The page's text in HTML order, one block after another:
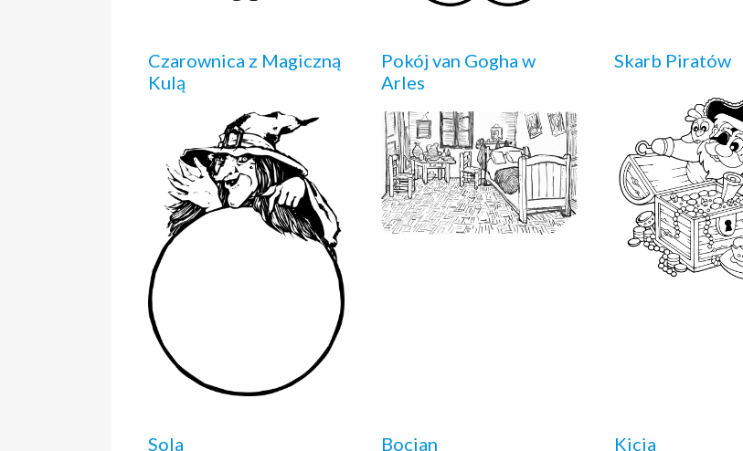
Czarownica z Magiczną
Kulą
Pokój van Gogha w
Arles
Skarb Piratów
Sola Bocian Kicia